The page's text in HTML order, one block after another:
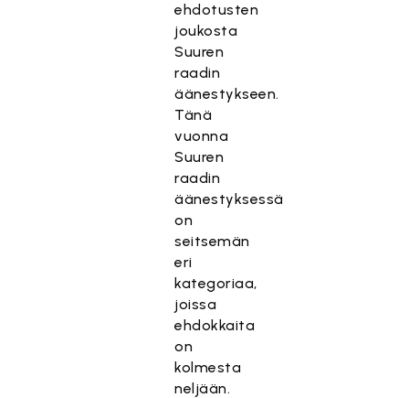
ehdotusten
joukosta
Suuren
raadin
äänestykseen.
Tänä
vuonna
Suuren
raadin
äänestyksessä
on
seitsemän
eri
kategoriaa,
joissa
ehdokkaita
on
kolmesta
neljään.